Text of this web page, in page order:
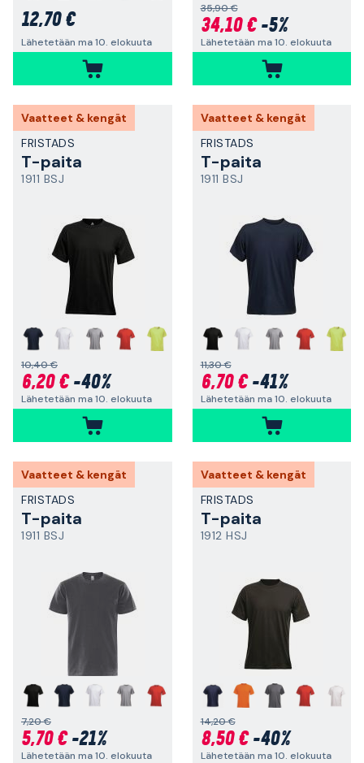
12,70 €
Lähetetään ma 10. elokuuta
35,90 €
34,10 €-5%
Lähetetään ma 10. elokuuta
Vaatteet & kengät
FRISTADS
T-paita
1911 BSJ
10,40 €
6,20 €-40%
Lähetetään ma 10. elokuuta
Vaatteet & kengät
FRISTADS
T-paita
1911 BSJ
11,30 €
6,70 €-41%
Lähetetään ma 10. elokuuta
Vaatteet & kengät
FRISTADS
T-paita
1911 BSJ
7,20 €
5,70 €-21%
Lähetetään ma 10. elokuuta
Vaatteet & kengät
FRISTADS
T-paita
1912 HSJ
14,20 €
8,50 €-40%
Lähetetään ma 10. elokuuta